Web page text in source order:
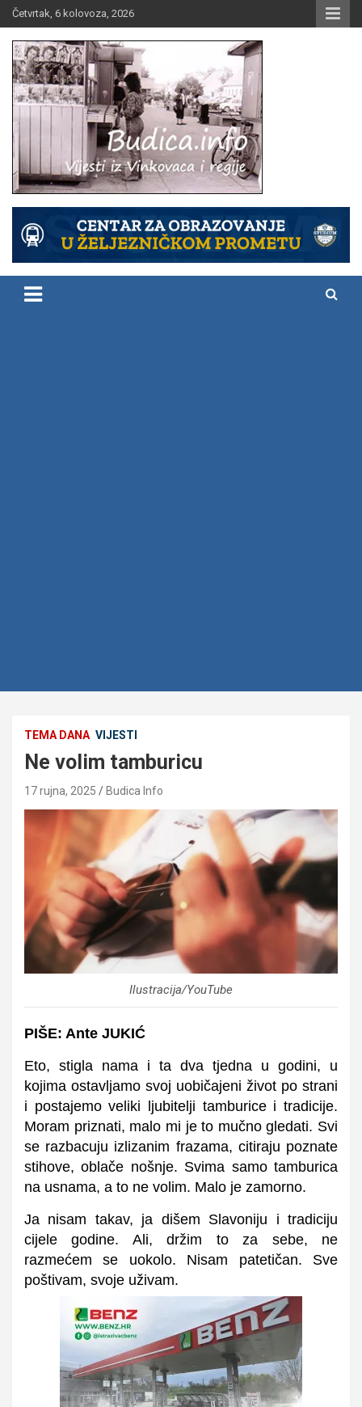
Skip
to
content
Četvrtak, 6 kolovoza, 2026
Budica.info
TEMA DANA VIJESTI
Ne volim tamburicu
17 rujna, 2025 Budica Info
Ilustracija/YouTube
PIŠE: Ante JUKIĆ
Eto, stigla nama i ta dva tjedna u godini, u
kojima ostavljamo svoj uobičajeni život po strani
i postajemo veliki ljubitelji tamburice i tradicije.
Moram priznati, malo mi je to mučno gledati. Svi
se razbacuju izlizanim frazama, citiraju poznate
stihove, oblače nošnje. Svima samo tamburica
na usnama, a to ne volim. Malo je zamorno.
Ja nisam takav, ja dišem Slavoniju i tradiciju
cijele godine. Ali, držim to za sebe, ne
razmećem se uokolo. Nisam patetičan. Sve
poštivam, svoje uživam.